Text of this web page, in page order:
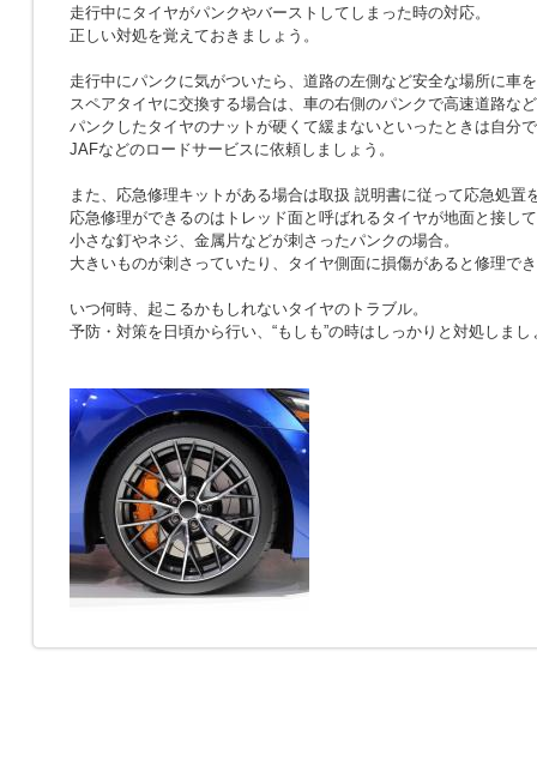
走行中にタイヤがパンクやバーストしてしまった時の対応。
正しい対処を覚えておきましょう。
走行中にパンクに気がついたら、道路の左側など安全な場所に車
スペアタイヤに交換する場合は、車の右側のパンクで高速道路な
パンクしたタイヤのナットが硬くて緩まないといったときは自分
JAFなどのロードサービスに依頼しましょう。
また、応急修理キットがある場合は取扱 説明書に従って応急処置
応急修理ができるのはトレッド面と呼ばれるタイヤが地面と接し
小さな釘やネジ、金属片などが刺さったパンクの場合。
大きいものが刺さっていたり、タイヤ側面に損傷があると修理で
いつ何時、起こるかもしれないタイヤのトラブル。
予防・対策を日頃から行い、“もしも”の時はしっかりと対処しまし